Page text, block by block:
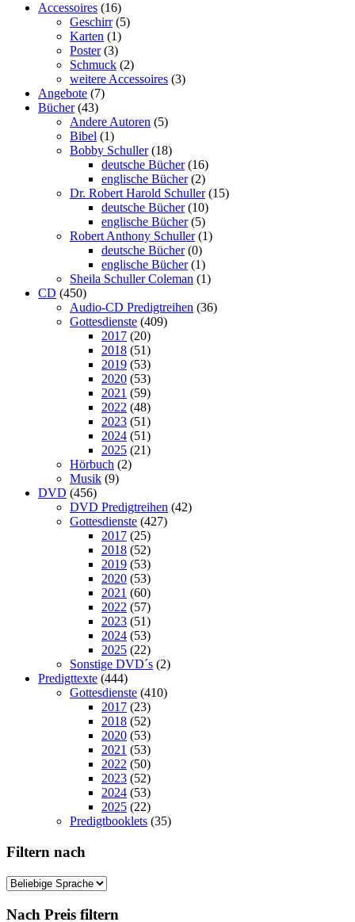
Accessoires (16)
Geschirr (5)
Karten (1)
Poster (3)
Schmuck (2)
weitere Accessoires (3)
Angebote (7)
Bücher (43)
Andere Autoren (5)
Bibel (1)
Bobby Schuller (18)
deutsche Bücher (16)
englische Bücher (2)
Dr. Robert Harold Schuller (15)
deutsche Bücher (10)
englische Bücher (5)
Robert Anthony Schuller (1)
deutsche Bücher (0)
englische Bücher (1)
Sheila Schuller Coleman (1)
CD (450)
Audio-CD Predigtreihen (36)
Gottesdienste (409)
2017 (20)
2018 (51)
2019 (53)
2020 (53)
2021 (59)
2022 (48)
2023 (51)
2024 (51)
2025 (21)
Hörbuch (2)
Musik (9)
DVD (456)
DVD Predigtreihen (42)
Gottesdienste (427)
2017 (25)
2018 (52)
2019 (53)
2020 (53)
2021 (60)
2022 (57)
2023 (51)
2024 (53)
2025 (22)
Sonstige DVD´s (2)
Predigttexte (444)
Gottesdienste (410)
2017 (23)
2018 (52)
2020 (53)
2021 (53)
2022 (50)
2023 (52)
2024 (53)
2025 (22)
Predigtbooklets (35)
Filtern nach
Nach Preis filtern